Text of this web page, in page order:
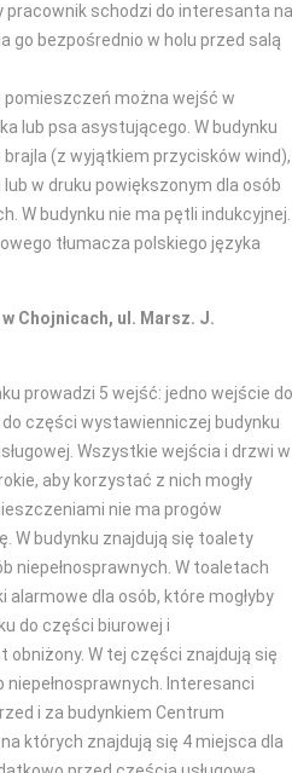
pracownik schodzi do interesanta na
go bezpośrednio w holu przed salą
pomieszczeń można wejść w
lub psa asystującego. W budynku
(z wyjątkiem przycisków wind),
w druku powiększonym dla osób
W budynku nie ma pętli indukcyjnej.
tłumacza polskiego języka
Chojnicach, ul. Marsz. J.
prowadzi 5 wejść: jedno wejście do
części wystawienniczej budynku
Wszystkie wejścia i drzwi w
aby korzystać z nich mogły
nie ma progów
W budynku znajdują się toalety
niepełnosprawnych. W toaletach
alarmowe dla osób, które mogłyby
do części biurowej i
W tej części znajdują się
Interesanci
i za budynkiem Centrum
których znajdują się 4 miejsca dla